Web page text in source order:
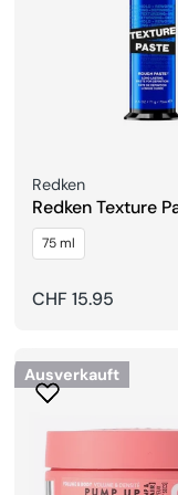
Verkäufer:
Redken
Redken Texture
Langlebig
75 ml
Regulärer
CHF 15.95
Ausverkauft